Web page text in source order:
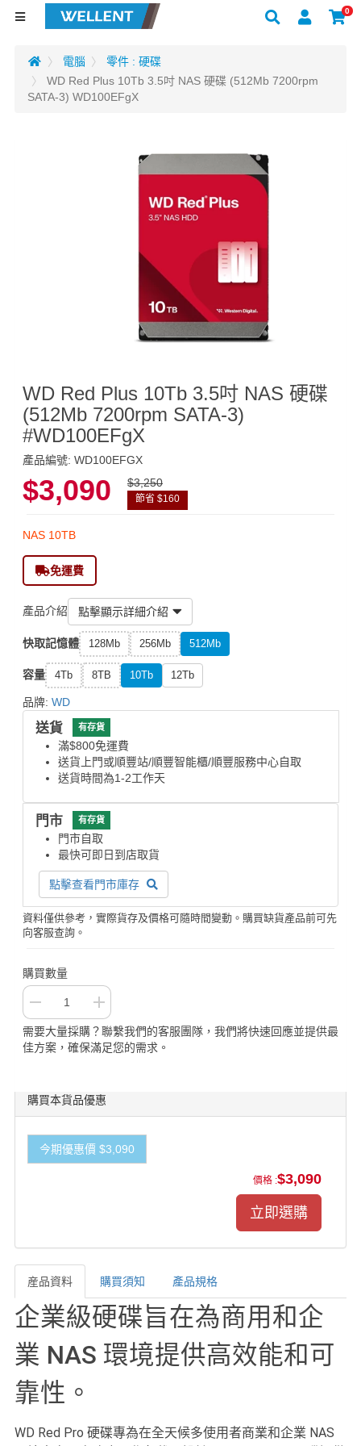
0
電腦
零件 : 硬碟
WD Red Plus 10Tb 3.5吋 NAS 硬碟 (512Mb 7200rpm
SATA-3) WD100EFgX
WD Red Plus 10Tb 3.5吋 NAS 硬碟
(512Mb 7200rpm SATA-3)
#WD100EFgX
產品編號: WD100EFGX
$3,090 $3,250
節省 $160
NAS 10TB
免運費
產品介紹 點擊顯示詳細介紹
快取記憶體 128Mb 256Mb 512Mb
容量 4Tb 8TB 10Tb 12Tb
品牌: WD
送貨 有存貨
滿$800免運費
送貨上門或順豐站/順豐智能櫃/順豐服務中心自取
送貨時間為1-2工作天
門市 有存貨
門市自取
最快可即日到店取貨
點擊查看門市庫存
資料僅供參考，實際貨存及價格可隨時間變動。購買缺貨產品前可先
向客服查詢。
購買數量
需要大量採購？聯繫我們的客服團隊，我們將快速回應並提供最
佳方案，確保滿足您的需求。
購買本貨品優惠
今期優惠價 $3,090
價格 :$3,090
産品資料 購買須知 產品規格
産品資料
企業級硬碟旨在為商用和企
業 NAS 環境提供高效能和可
靠性。
WD Red Pro 硬碟專為在全天候多使用者商業和企業 NAS